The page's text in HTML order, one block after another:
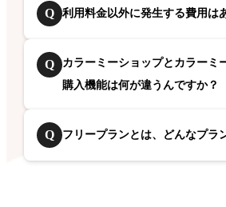
Q 利用料金以外に発生する費用は
Q
カラーミーショップとカラーミ
購入機能は何が違うんですか？
Q フリープランとは、どんなプラ